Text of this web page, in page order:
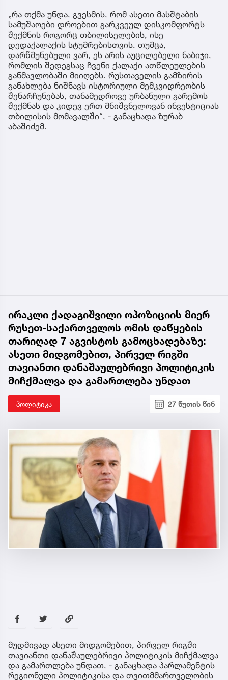
„რა თქმა უნდა, გვესმის, რომ ასეთი მასშტაბის
სამუშაოები დროებით გარკვეულ დისკომფორტს
შექმნის როგორც თბილისელების, ისე
დედაქალაქის სტუმრებისთვის. თუმცა,
დარწმუნებული ვარ, ეს არის აუცილებელი ნაბიჯი,
რომლის შედეგსაც ჩვენი ქალაქი ათწლეულების
განმავლობაში მიიღებს. რუსთაველის გამზირის
განახლება ნიშნავს ისტორიული მემკვიდრეობის
შენარჩუნებას, თანამედროვე ურბანული გარემოს
შექმნას და კიდევ ერთ მნიშვნელოვან ინვესტიციას
თბილისის მომავალში“, - განაცხადა ზურაბ
აბაშიძემ.
ირაკლი ქადაგიშვილი ოპოზიციის მიერ
რუსეთ-საქართველოს ომის დაწყების
თარიღად 7 აგვისტოს გამოცხადებაზე:
ასეთი მიდგომებით, პირველ რიგში
თავიანთი დანაშაულებრივი პოლიტიკის
მიჩქმალვა და გამართლება უნდათ
პოლიტიკა 27 წუთის წინ
მუდმივად ასეთი მიდგომებით, პირველ რიგში
თავიანთი დანაშაულებრივი პოლიტიკის მიჩქმალვა
და გამართლება უნდათ, - განაცხადა პარლამენტის
რეგიონული პოლიტიკისა და თვითმმართველობის